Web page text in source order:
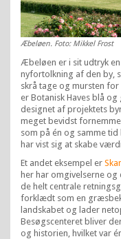
Æbeløen. Foto: Mikkel Frost
Æbeløen er i sit udtryk en
nyfortolkning af den by,
skrå tage og mursten
er Botanisk Haves blå
designet af projektets
meget bevidst
som på én og samme
har vist sig at skabe
Et andet eksempel er
her har omgivelserne
de helt centrale
forklædt som en
landskabet og lader
Besøgscenteret bliver
og historien, hvilket var